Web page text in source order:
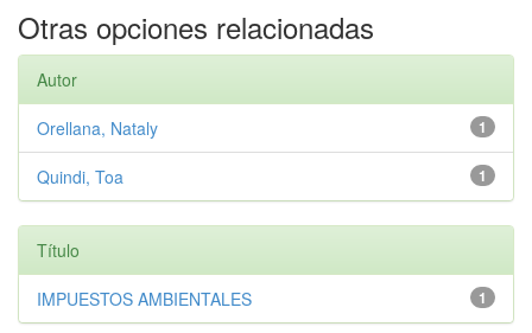
Otras opciones relacionadas
Autor
1
Orellana, Nataly
1
Quindi, Toa
Título
1
IMPUESTOS AMBIENTALES